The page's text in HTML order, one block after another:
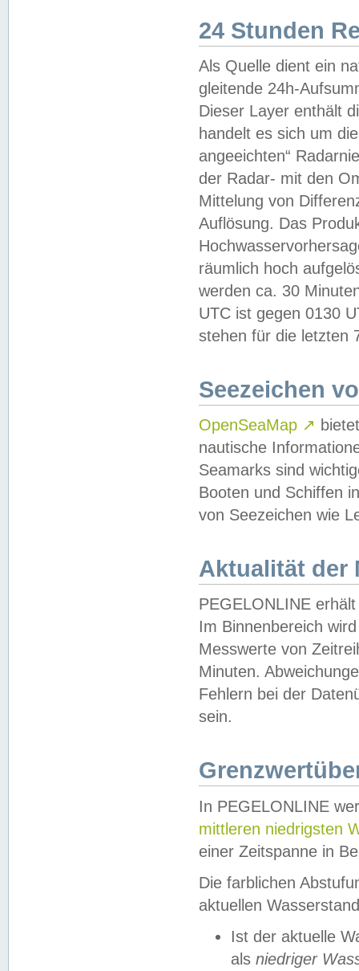
24 Stunden
Als Quelle dient ein
gleitende 24h-
Dieser Layer enthält
handelt es sich um
angeeichten“
der Radar- mit den
Mittelung von
Auflösung. Das
räumlich hoch
werden ca. 30
UTC ist gegen 0130
stehen für die letzten
Seezeichen
OpenSeaMap ↗
nautische
Seamarks sind
Booten und Schiffen
von Seezeichen wie
Aktualität der
PEGELONLINE
Im Binnenbereich
Messwerte von
Minuten.
Fehlern bei der
sein.
In PEGELONLINE
mittleren niedrigsten
einer Zeitspanne in
Die farblichen
aktuellen
Ist der aktuelle
als niedriger